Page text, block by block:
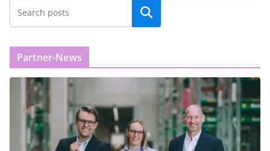
Partner-News